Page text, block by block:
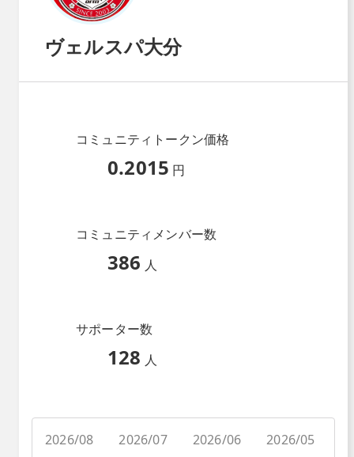
ヴェルスパ大分
コミュニティトークン価格
0.2015 円
コミュニティメンバー数
386 人
サポーター数
128 人
2026/08 2026/07 2026/06 2026/05